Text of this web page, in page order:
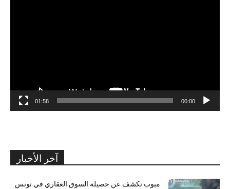
00:00
01:58
آخر الأخبار
مبوب تكشف عن حصيلة السوق العقاري في تونس